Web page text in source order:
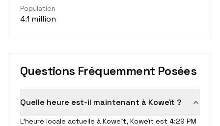
Population
4.1 million
Questions Fréquemment Posées
Quelle heure est-il maintenant à Koweït ?
L'heure locale actuelle à Koweït, Koweït est 4:29 PM